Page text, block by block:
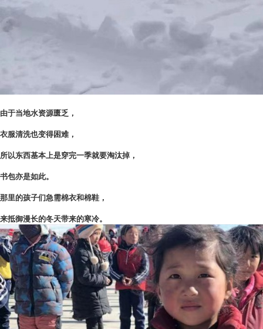
由于当地水资源匮乏，
衣服清洗也变得困难，
所以东西基本上是穿完一季就要淘汰掉，
书包亦是如此。
那里的孩子们急需棉衣和棉鞋，
来抵御漫长的冬天带来的寒冷。